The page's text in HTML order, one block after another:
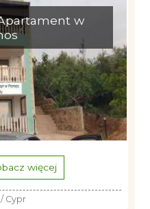
w
więcej
Cypr